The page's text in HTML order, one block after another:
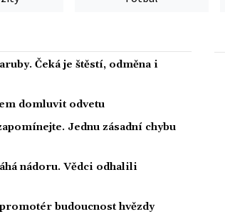
Čeká je štěstí, odměna i
domluvit odvetu
Jednu zásadní chybu
nádoru. Vědci odhalili
budoucnost hvězdy